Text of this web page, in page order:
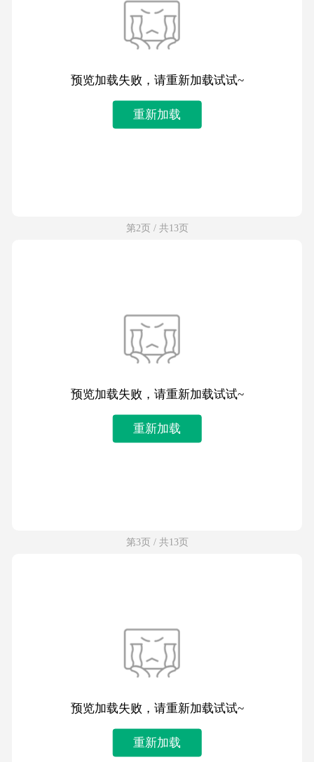
预览加载失败，请重新加载试试~
重新加载
第2页 / 共13页
预览加载失败，请重新加载试试~
重新加载
第3页 / 共13页
预览加载失败，请重新加载试试~
重新加载